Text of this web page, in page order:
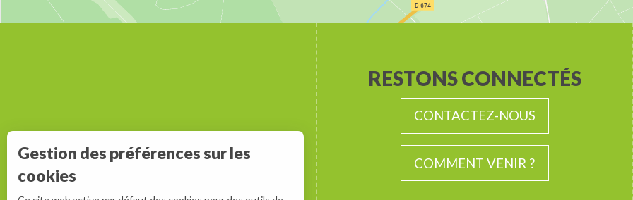
RESTONS CONNECTÉS
CONTACTEZ-NOUS
COMMENT VENIR ?
Gestion des préférences sur les
cookies